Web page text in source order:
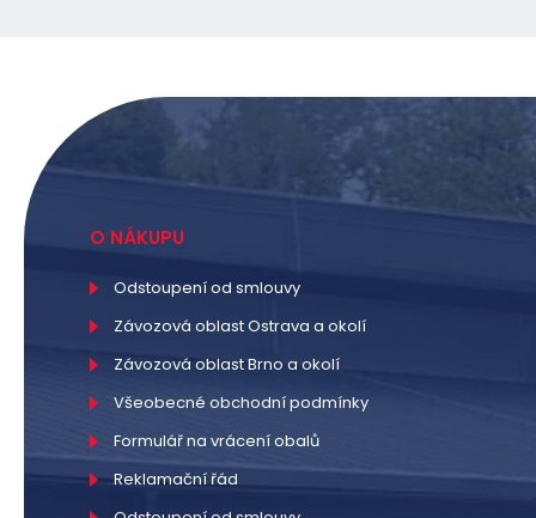
O NÁKUPU
Odstoupení od smlouvy
Závozová oblast Ostrava a okolí
Závozová oblast Brno a okolí
Všeobecné obchodní podmínky
Formulář na vrácení obalů
Reklamační řád